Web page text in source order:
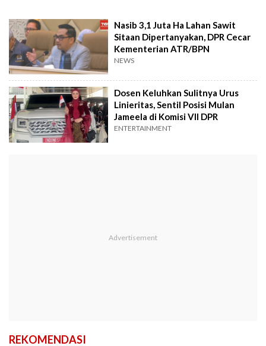
Nasib 3,1 Juta Ha Lahan Sawit
Sitaan Dipertanyakan, DPR Cecar
Kementerian ATR/BPN
NEWS
Dosen Keluhkan Sulitnya Urus
Linieritas, Sentil Posisi Mulan
Jameela di Komisi VII DPR
ENTERTAINMENT
REKOMENDASI